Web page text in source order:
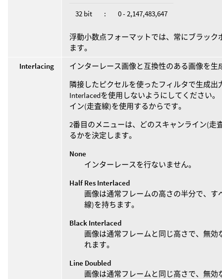
32 bit : 0 - 2,147,483,647
浮動小数点フォーマットでは、常にブラッ
ます。
Interlacing
インターレース画像と互換性のある画像を生
隣接したピクセルを使ったフィルタで生成出
Interlacedを使用しないようにしてください
イン(走査線)を使用するからです。
2番目のメニューは、どのスキャンライン(走
るかを決定します。
None
インターレースを行ないません。
Half Res Interlaced
画像は通常フレームの高さの半分で、
線)を持ちます。
Black Interlaced
画像は通常フレームと同じ高さで、無
れます。
Line Doubled
画像は通常フレームと同じ高さで、無